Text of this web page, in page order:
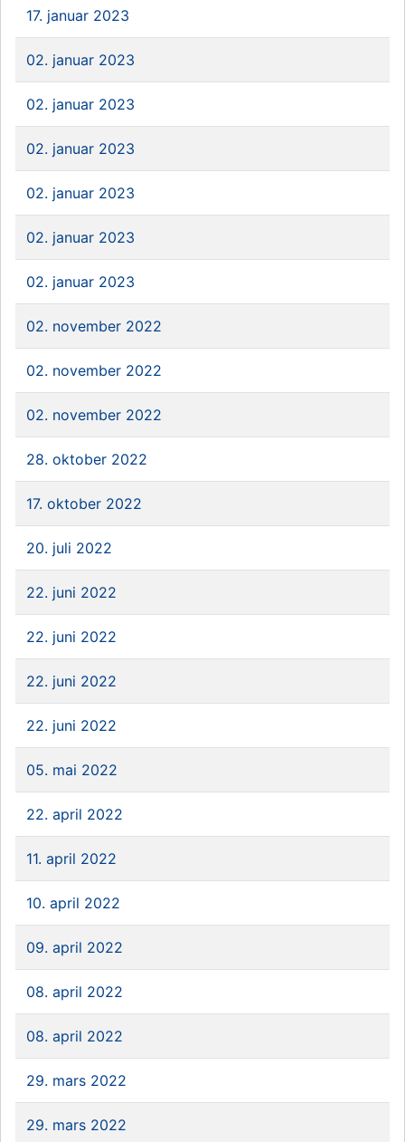
17. januar 2023
02. januar 2023
02. januar 2023
02. januar 2023
02. januar 2023
02. januar 2023
02. januar 2023
02. november 2022
02. november 2022
02. november 2022
28. oktober 2022
17. oktober 2022
20. juli 2022
22. juni 2022
22. juni 2022
22. juni 2022
22. juni 2022
05. mai 2022
22. april 2022
11. april 2022
10. april 2022
09. april 2022
08. april 2022
08. april 2022
29. mars 2022
29. mars 2022